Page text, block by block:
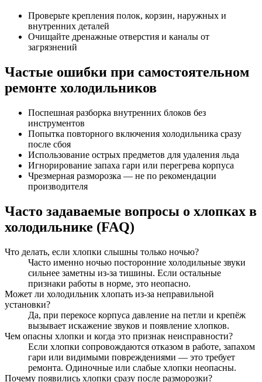
Проверьте крепления полок, корзин, наружных и
внутренних деталей
Очищайте дренажные отверстия и каналы от
загрязнений
Частые ошибки при самостоятельном
ремонте холодильников
Поспешная разборка внутренних блоков без
инструментов
Попытка повторного включения холодильника сразу
после сбоя
Использование острых предметов для удаления льда
Игнорирование запаха гари или перегрева корпуса
Чрезмерная разморозка — не по рекомендации
производителя
Часто задаваемые вопросы о хлопках в
холодильнике (FAQ)
Что делать, если хлопки слышны только ночью?
Часто именно ночью посторонние холодильные звуки
сильнее заметны из-за тишины. Если остальные
признаки работы в норме, это неопасно.
Может ли холодильник хлопать из-за неправильной
установки?
Да, при перекосе корпуса давление на петли и крепёж
вызывает искажение звуков и появление хлопков.
Чем опасны хлопки и когда это признак неисправности?
Если хлопки сопровождаются отказом в работе, запахом
гари или видимыми повреждениями — это требует
ремонта. Одиночные или слабые хлопки неопасны.
Почему появились хлопки сразу после разморозки?